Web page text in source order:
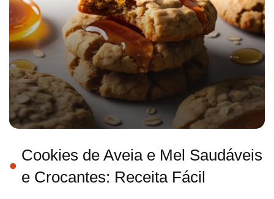
Cookies de Aveia e Mel Saudáveis
e Crocantes: Receita Fácil